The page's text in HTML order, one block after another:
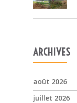
ARCHIVES
août 2026
juillet 2026